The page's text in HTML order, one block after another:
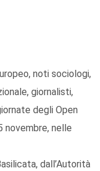
noti sociologi,
giornalisti,
degli Open
novembre, nelle
dall’Autorità